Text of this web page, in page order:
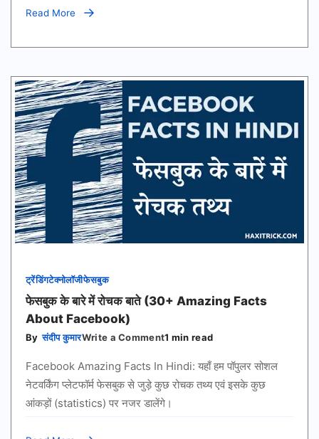
Read More
ट्रेंडिंगटेक्नोलॉजीफेसबुक
फेसबुक के बारे में रोचक बाते (30+ Amazing Facts
About Facebook)
By संदीप कुमारWrite a Commenton
बारे
में
बाते
1 min read
Facebook Amazing Facts In Hindi: यहाँ हम पॉपुलर सोशल
नेटवर्किंग प्लेटफॉर्म फेसबुक से जुड़े कुछ रोचक तथ्य एवं इसके कुछ
आंकड़ों (statistics) पर नजर डालेंगे।